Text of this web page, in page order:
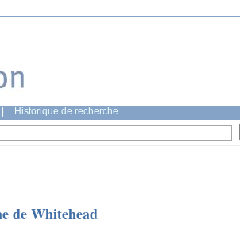
Historique de recherche
de Whitehead